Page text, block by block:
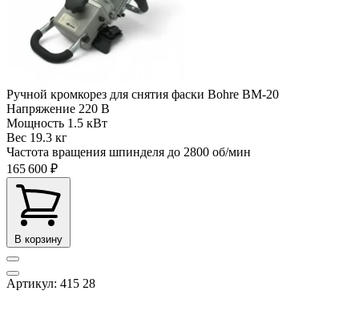
Ручной кромкорез для снятия фаски Bohre BM-20
Напряжение 220 В
Мощность 1.5 кВт
Вес 19.3 кг
Частота вращения шпинделя до 2800 об/мин
165 600 ₽
В корзину
Артикул: 415 28